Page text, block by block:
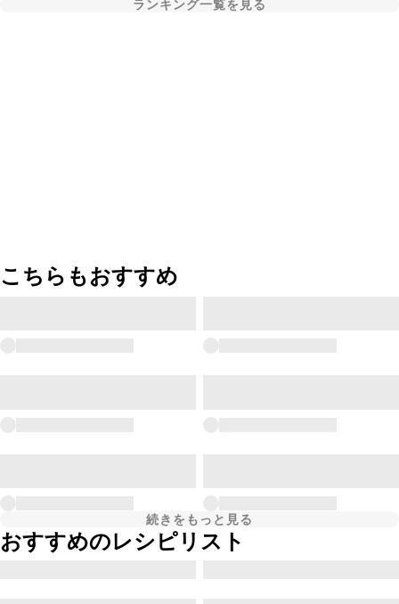
ランキング一覧を見る
こちらもおすすめ
続きをもっと見る
おすすめのレシピリスト